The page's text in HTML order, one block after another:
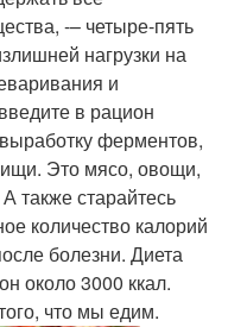
-– четыре-пять
нагрузки на
и
в рацион
ферментов,
Это мясо, овощи,
также старайтесь
количество калорий
болезни. Диета
около 3000 ккал.
что мы едим.